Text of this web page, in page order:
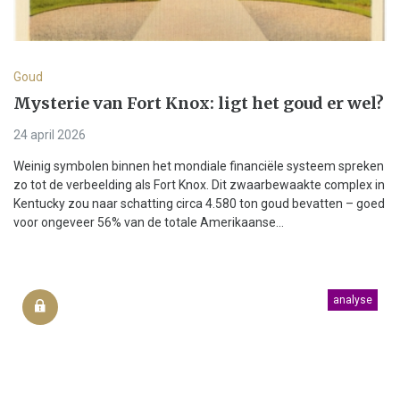
Goud
Mysterie van Fort Knox: ligt het goud er wel?
24 april 2026
Weinig symbolen binnen het mondiale financiële systeem spreken
zo tot de verbeelding als Fort Knox. Dit zwaarbewaakte complex in
Kentucky zou naar schatting circa 4.580 ton goud bevatten – goed
voor ongeveer 56% van de totale Amerikaanse...
analyse